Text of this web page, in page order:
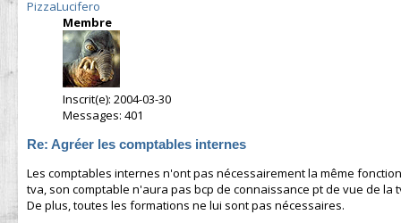
PizzaLucifero
Membre
Inscrit(e): 2004-03-30
Messages: 401
Re: Agréer les comptables internes
Les comptables internes n'ont pas nécessairement la même
tva, son comptable n'aura pas bcp de connaissance pt de vue de
De plus, toutes les formations ne lui sont pas nécessaires.